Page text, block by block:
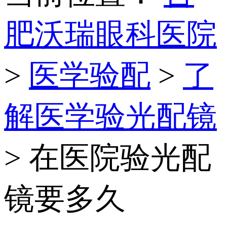
肥沃瑞眼科医院
> 医学验配 > 了
解医学验光配镜
> 在医院验光配
镜要多久